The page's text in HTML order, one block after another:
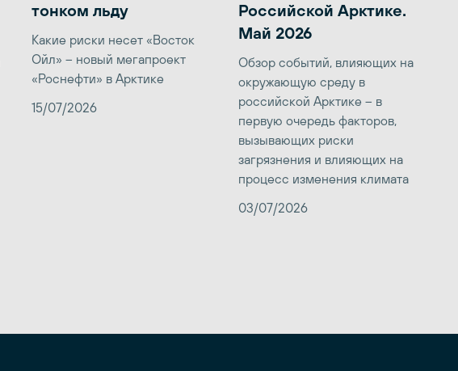
тонком льду
Какие риски несет «Восток
Ойл» – новый мегапроект
«Роснефти» в Арктике
15/07/2026
Российской Арктике.
Май 2026
Обзор событий, влияющих на
окружающую среду в
российской Арктике – в
первую очередь факторов,
вызывающих риски
загрязнения и влияющих на
процесс изменения климата
03/07/2026